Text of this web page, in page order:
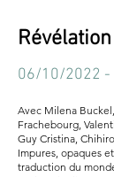
06/10/2022
Avec Milena
Frachebourg,
Guy Cristina,
Impures, opaques
traduction du